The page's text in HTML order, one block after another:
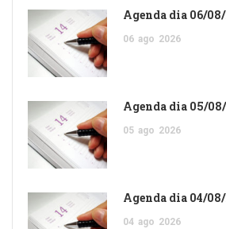
Agenda dia 06/
06 ago 2026
Agenda dia 05/
05 ago 2026
Agenda dia 04/
04 ago 2026